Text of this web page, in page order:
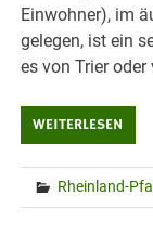
Einwohner), im
gelegen, ist ein
es von Trier oder
WEITERLESEN
Rheinland-